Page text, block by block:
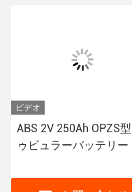
ビデオ
ABS 2V 250Ah OPZS型
ゥビュラーバッテリー